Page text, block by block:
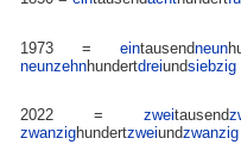
1973 =eintausendneun
neunzehnhundertdreiundsiebzig
2022 =zweitausend
zwanzighundertzweiundzwanzig